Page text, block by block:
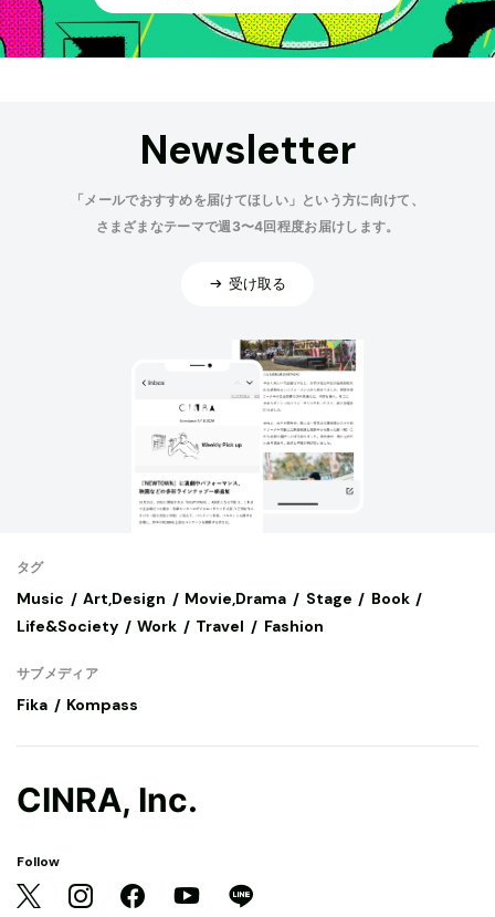
Newsletter
「メールでおすすめを届けてほしい」という方に向けて、
さまざまなテーマで週3〜4回程度お届けします。
受け取る
タグ
Music Art,Design Movie,Drama Stage
Book
Life&Society
Work Travel Fashion
サブメディア
Fika Kompass
CINRA, Inc.
Follow